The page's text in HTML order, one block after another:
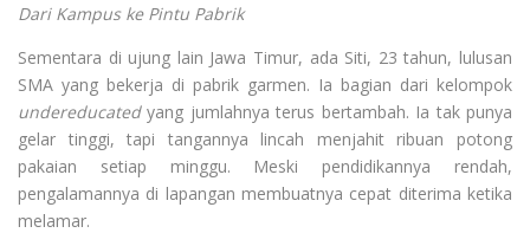
Dari Kampus ke Pintu Pabrik
Sementara di ujung lain Jawa Timur, ada Siti, 23 tahun, lulusan
SMA yang bekerja di pabrik garmen. Ia bagian dari kelompok
undereducatedyang jumlahnya terus bertambah. Ia tak punya
gelar tinggi, tapi tangannya lincah menjahit ribuan potong
pakaian setiap minggu. Meski pendidikannya rendah,
pengalamannya di lapangan membuatnya cepat diterima ketika
melamar.